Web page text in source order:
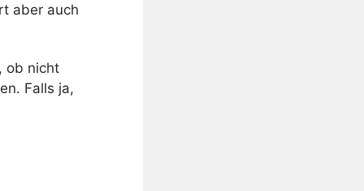
aber auch
ob nicht
Falls ja,